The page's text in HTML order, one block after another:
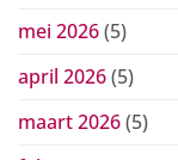
mei 2026(5)
april 2026(5)
maart 2026(5)